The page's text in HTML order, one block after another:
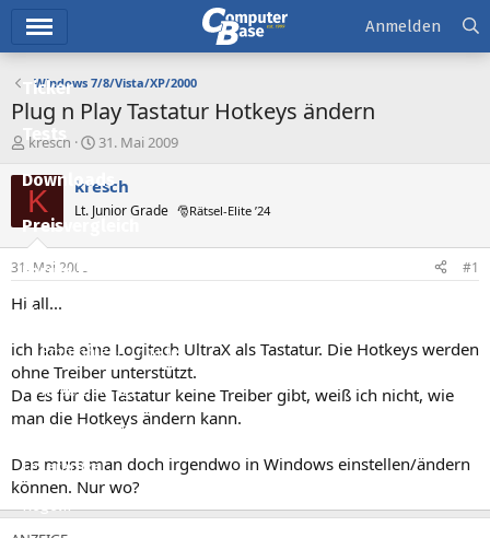
Ticker
Tests
Downloads
Preisvergleich
Forum
Aktuelles
Empfohlene Inhalte
Neue Beiträge
Neueste Aktivitäten
Leserartikel
Regeln
Anmelden
Windows 7/8/Vista/XP/2000
Plug n Play Tastatur Hotkeys ändern
E
s
e
e
kresch
E
s
e
t
31. Mai 2009
K kresch
Lt. Junior Grade 🎅Rätsel-Elite ’24
31. Mai 2009 #1
Hi all...
ich habe eine Logitech UltraX als Tastatur. Die Hotkeys werden
ohne Treiber unterstützt.
Da es für die Tastatur keine Treiber gibt, weiß ich nicht, wie
man die Hotkeys ändern kann.
Das muss man doch irgendwo in Windows einstellen/ändern
können. Nur wo?